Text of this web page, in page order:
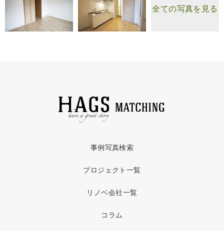
全ての写真を見る
事例写真検索
プロジェクト一覧
リノベ会社一覧
コラム